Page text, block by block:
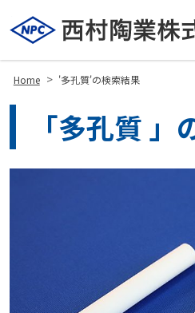
Home > '多孔質'の検索結果
「多孔質
Site
Footer